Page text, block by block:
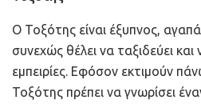
Ο Τοξότης είναι έξυπνος, αγαπά
συνεχώς θέλει να ταξιδεύει
εμπειρίες. Εφόσον εκτιμούν
Τοξότης πρέπει να γνωρίσει